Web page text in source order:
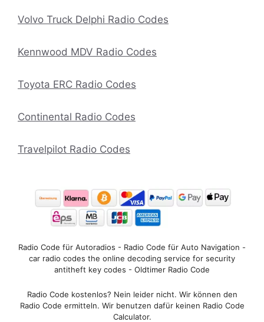
Volvo Truck Delphi Radio Codes
Kennwood MDV Radio Codes
Toyota ERC Radio Codes
Continental Radio Codes
Travelpilot Radio Codes
Radio Code für Autoradios - Radio Code für Auto Navigation -
car radio codes the online decoding service for security
antitheft key codes - Oldtimer Radio Code
Radio Code kostenlos? Nein leider nicht. Wir können den
Radio Code ermitteln. Wir benutzen dafür keinen Radio Code
Calculator.